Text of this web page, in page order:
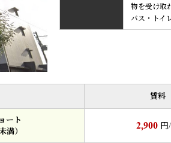
物を受け取
バス・トイ
賃料
ート
満）
2,900 円